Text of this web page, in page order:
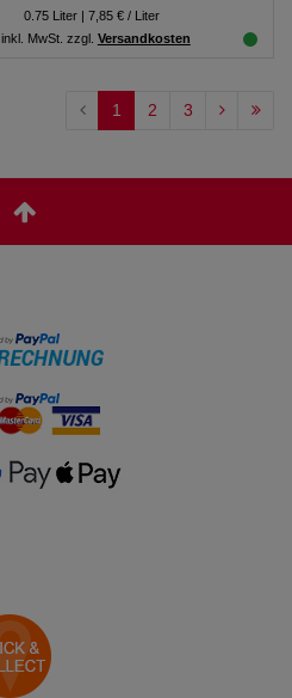
0.75Liter| 7,85 € / Liter
inkl. MwSt. zzgl. Versandkosten
1 2 3